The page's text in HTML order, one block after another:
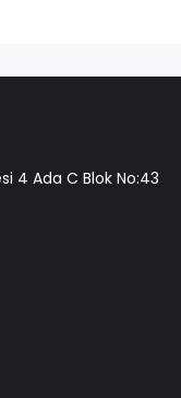
4 Ada C Blok No:43